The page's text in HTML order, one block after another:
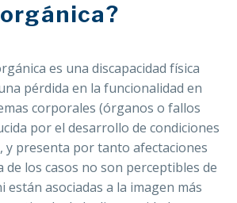
orgánica?
es una discapacidad física
pérdida en la funcionalidad en
corporales (órganos o fallos
por el desarrollo de condiciones
y presenta por tanto afectaciones
de los casos no son perceptibles de
están asociadas a la imagen más